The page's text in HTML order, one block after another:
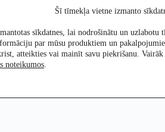
Pētījumi Re:Check
Šī tīmekļa vietne izmanto
sīkdatnes, lai nodrošinātu un uzlabotu
par mūsu produktiem un
atteikties vai mainīt savu piekrišanu.
noteikumos.